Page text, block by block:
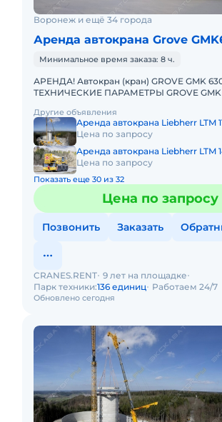
Воронеж и ещё 34 города
Аренда автокрана Grove
Минимальное время заказа: 8 ч.
АРЕНДА! Автокран (кран) GROVE GMK
ТЕХНИЧЕСКИЕ ПАРАМЕТРЫ GROVE GMK
м Макс. высота подъёма
Другие объявления
Аренда автокрана Liebherr LTM
Цена по запросу
Аренда автокрана Liebherr LTM
Цена по запросу
Показать еще 30 из 32
Цена по запросу
Позвонить Заказать
Обновлено сегодня
CRANES.RENT 9 лет на площадке
Парк техники:136 единиц Работаем 24/7